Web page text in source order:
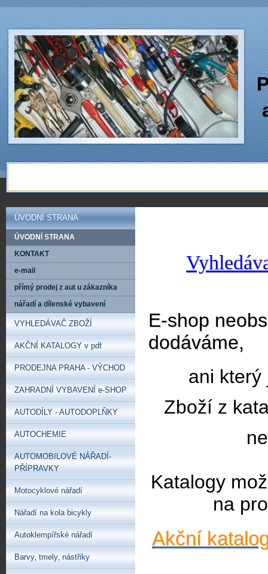
E-shop
dodáváme,
ani který
Zboží z
Katalogy
na
Akční
ÚVODNÍ STRANA
ÚVODNÍ STRANA
KONTAKT
e-mail
přímý prodej z aut u zákazníka
nářadí a dílenské vybavení
VYHLEDÁVAČ ZBOŽÍ
AKČNÍ KATALOGY v pdf
PRODEJNA PRAHA - VÝCHOD
ZAHRADNÍ VYBAVENÍ e-SHOP
AUTODÍLY - AUTODOPLŇKY
AUTOCHEMIE
AUTOMOBILOVÉ NÁŘADÍ-
PŘÍPRAVKY
Motocyklové nářadí
Nářadí na kola bicykly
Autoklempířské nářadí
Barvy‚ tmely‚ nástřiky